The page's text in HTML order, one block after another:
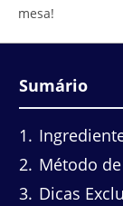
mesa!
Sumário
1
2 Método
3 Dicas